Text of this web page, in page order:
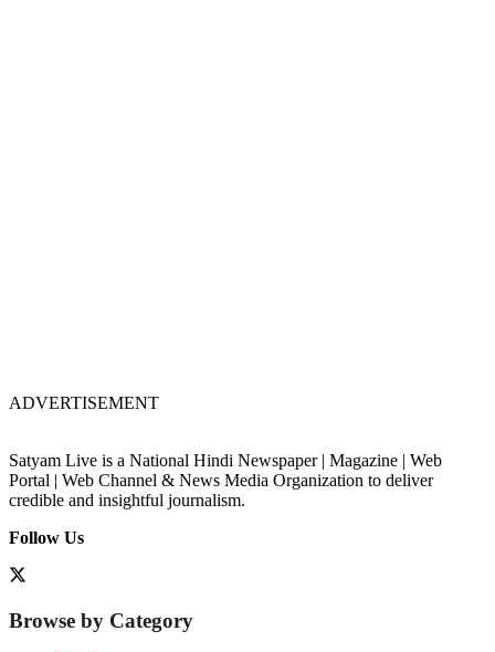
ADVERTISEMENT
Satyam Live is a National Hindi Newspaper | Magazine | Web
Portal | Web Channel & News Media Organization to deliver
credible and insightful journalism.
Follow Us
Browse by Category